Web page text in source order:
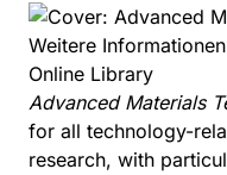
Weitere
Online Library
Advanced Materials
for all technology-
research, with